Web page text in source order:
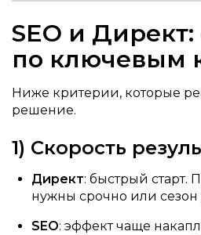
SEO и
по ключевым
Ниже критерии, которые
решение.
1) Скорость
Директ: быстрый старт.
нужны срочно или сезон
SEO: эффект чаще